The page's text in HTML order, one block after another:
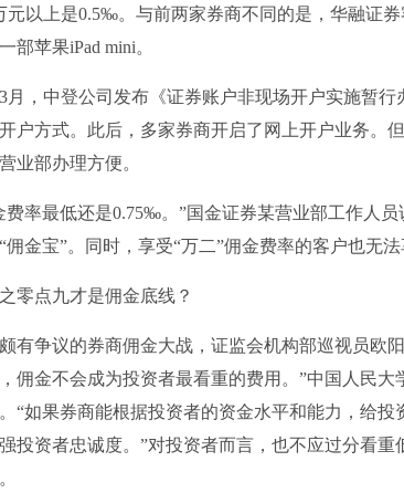
以上是0.5‰。与前两家券商不同的是，华融证
部苹果iPad mini。
月，中登公司发布《证券账户非现场开户实施暂
户方式。此后，多家券商开启了网上开户业务。
业部办理方便。
费率最低还是0.75‰。”国金证券某营业部工作人
“佣金宝”。同时，享受“万二”佣金费率的客户也无
零点九才是佣金底线？
有争议的券商佣金大战，证监会机构部巡视员欧
佣金不会成为投资者最看重的费用。”中国人民
“如果券商能根据投资者的资金水平和能力，给
投资者忠诚度。”对投资者而言，也不应过分看